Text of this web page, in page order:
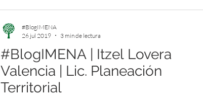
#BlogIMENA | Itzel Lovera
Valencia | Lic. Planeación
Territorial
#BlogIMENA
26 jul 2019
3 min de lectura